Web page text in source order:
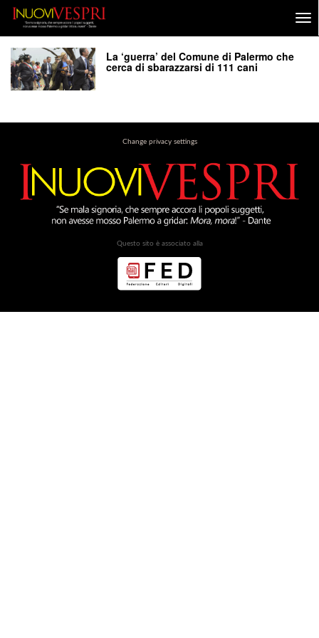
La ‘guerra’ del Comune di Palermo che
cerca di sbarazzarsi di 111 cani
Change privacy settings
Questo sito è associato alla